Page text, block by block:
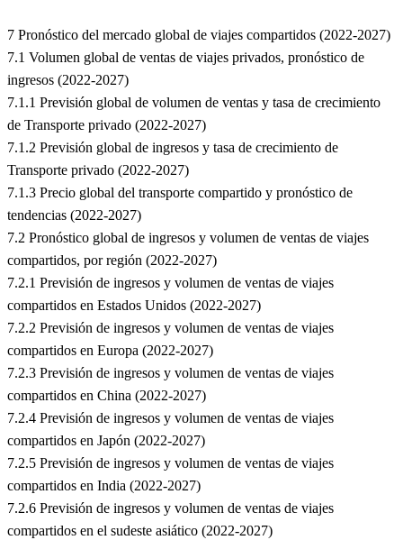
7 Pronóstico del mercado global de viajes compartidos (2022-2027)
7.1 Volumen global de ventas de viajes privados, pronóstico de
ingresos (2022-2027)
7.1.1 Previsión global de volumen de ventas y tasa de crecimiento
de Transporte privado (2022-2027)
7.1.2 Previsión global de ingresos y tasa de crecimiento de
Transporte privado (2022-2027)
7.1.3 Precio global del transporte compartido y pronóstico de
tendencias (2022-2027)
7.2 Pronóstico global de ingresos y volumen de ventas de viajes
compartidos, por región (2022-2027)
7.2.1 Previsión de ingresos y volumen de ventas de viajes
compartidos en Estados Unidos (2022-2027)
7.2.2 Previsión de ingresos y volumen de ventas de viajes
compartidos en Europa (2022-2027)
7.2.3 Previsión de ingresos y volumen de ventas de viajes
compartidos en China (2022-2027)
7.2.4 Previsión de ingresos y volumen de ventas de viajes
compartidos en Japón (2022-2027)
7.2.5 Previsión de ingresos y volumen de ventas de viajes
compartidos en India (2022-2027)
7.2.6 Previsión de ingresos y volumen de ventas de viajes
compartidos en el sudeste asiático (2022-2027)